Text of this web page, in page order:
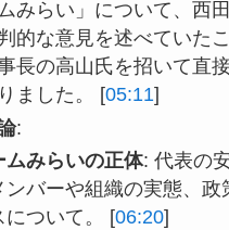
ムみらい」について、西
的な意見を述べていた
長の高山氏を招いて直
ました。 [05:11]
:
ムみらいの正体: 代表の
ンバーや組織の実態、政
について。 [06:20]